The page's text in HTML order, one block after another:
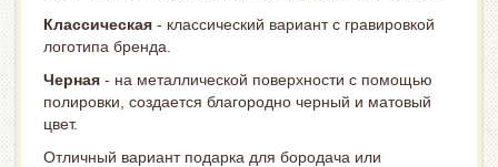
Классическая - классический вариант с гравировкой
логотипа бренда.
Черная - на металлической поверхности с помощью
полировки, создается благородно черный и матовый
цвет.
Отличный вариант подарка для бородача или